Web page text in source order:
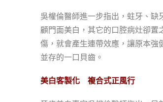
吳權倫醫師進一步指出，蛀牙、缺
顧門面美白，其它的口腔病灶卻
傷，就會產生連帶效應，讓原本強
並存的一口貝齒。
美白客製化 複合式正風行